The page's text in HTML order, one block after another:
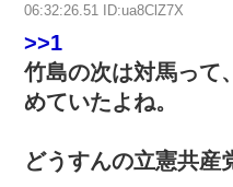
06:32:26.51 ID:ua8ClZ7X
>>1
竹島の次は対馬って
めていたよね。
どうすんの立憲共産